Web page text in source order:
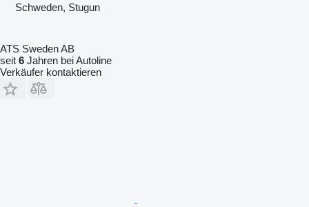
Schweden, Stugun
ATS Sweden AB
seit 6 Jahren bei Autoline
Verkäufer kontaktieren